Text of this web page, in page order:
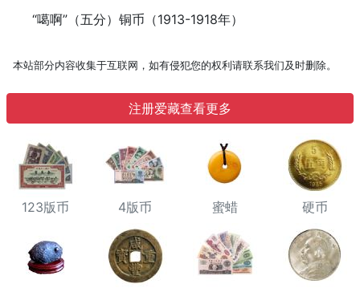
“噶啊”（五分）铜币（1913-1918年）
本站部分内容收集于互联网，如有侵犯您的权利请联系我们及时删除。
注册爱藏查看更多
123版币 4版币 蜜蜡 硬币